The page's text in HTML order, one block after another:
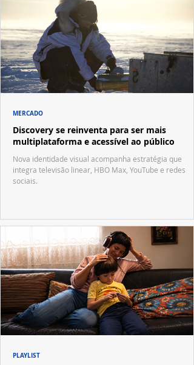
Discovery se reinventa para ser mais
multiplataforma e acessível ao público
Nova identidade visual acompanha estratégia que
integra televisão linear, HBO Max, YouTube e redes
sociais.
MERCADO
PLAYLIST